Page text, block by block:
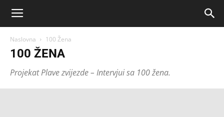
Naslovna 100 Žena
100 ŽENA
Projekat Plave zvijezde – Intervjui sa 100 žena.